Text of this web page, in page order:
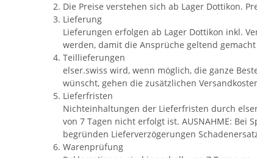
Die Preise verstehen sich ab Lager Dottikon.
Lieferung
Lieferungen erfolgen ab Lager Dottikon inkl.
werden, damit die Ansprüche geltend
Teillieferungen
elser.swiss wird, wenn möglich, die ganze
wünscht, gehen die zusätzlichen
Lieferfristen
Nichteinhaltungen der Lieferfristen durch
von 7 Tagen nicht erfolgt ist. AUSNAHME:
begründen Lieferverzögerungen
Warenprüfung